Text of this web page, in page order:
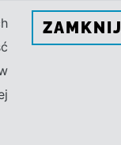
ZAMKNIJ